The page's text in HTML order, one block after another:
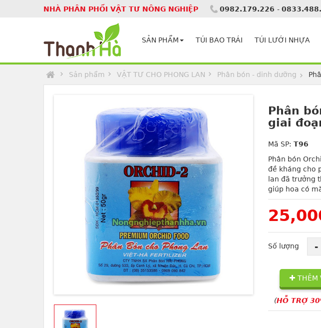
NHÀ PHÂN PHỐI VẬT TƯ NÔNG NGHIỆP 0982.179.226 -
SẢN PHẨM TÚI BAO TRÁI TÚI LƯỚI NHỰA
Sản phẩm VẬT TƯ CHO PHONG LAN Phân bón - dinh dưỡng
Phân
giai
Mã SP: T96
Phân bón
đề kháng cho
lan đã trưởng
giúp hoa có
Số lượng -
THÊM
(HỖ TRỢ